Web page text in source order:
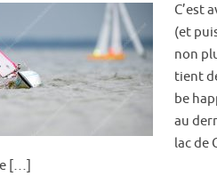
C’est
(et
non
tient
be
au
lac de
[…]